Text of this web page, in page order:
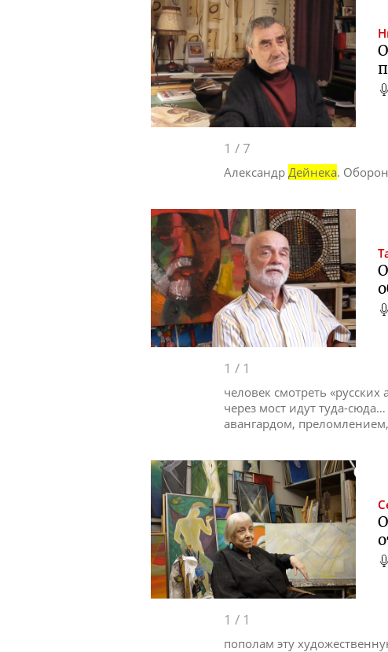
1 / 7
Александр Дейнека.
1 / 1
человек смотреть
через мост идут туда-
авангардом,
1 / 1
пополам эту